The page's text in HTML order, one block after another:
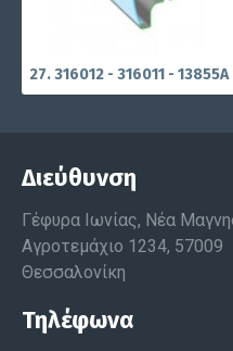
27. 316012 - 316011 - 13855A
Διεύθυνση
Γέφυρα Ιωνίας, Νέα
Αγροτεμάχιο 1234, 57009
Θεσσαλονίκη
Τηλέφωνα